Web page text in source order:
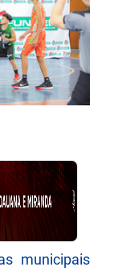
municipais